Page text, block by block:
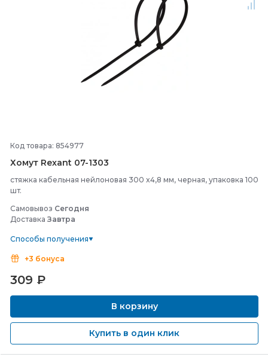
Код товара: 854977
Хомут Rexant 07-1303
стяжка кабельная нейлоновая 300 x4,8 мм, черная, упаковка 100
шт.
Самовывоз Сегодня
Доставка Завтра
Способы получения
+3 бонуса
309 ₽
В корзину
Купить в один клик